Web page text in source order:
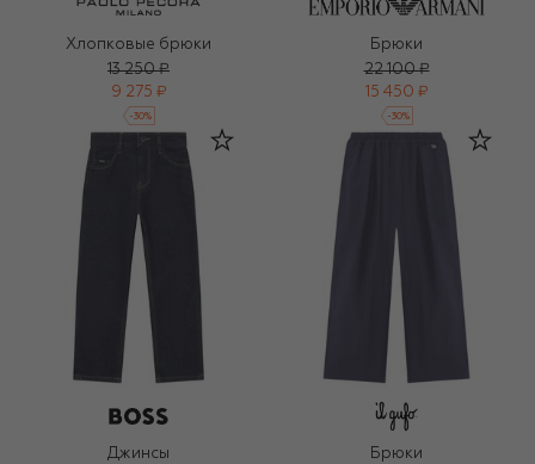
Хлопковые брюки
13 250 ₽
9 275 ₽
-30%
Брюки
22 100 ₽
15 450 ₽
-30%
Джинсы
Брюки